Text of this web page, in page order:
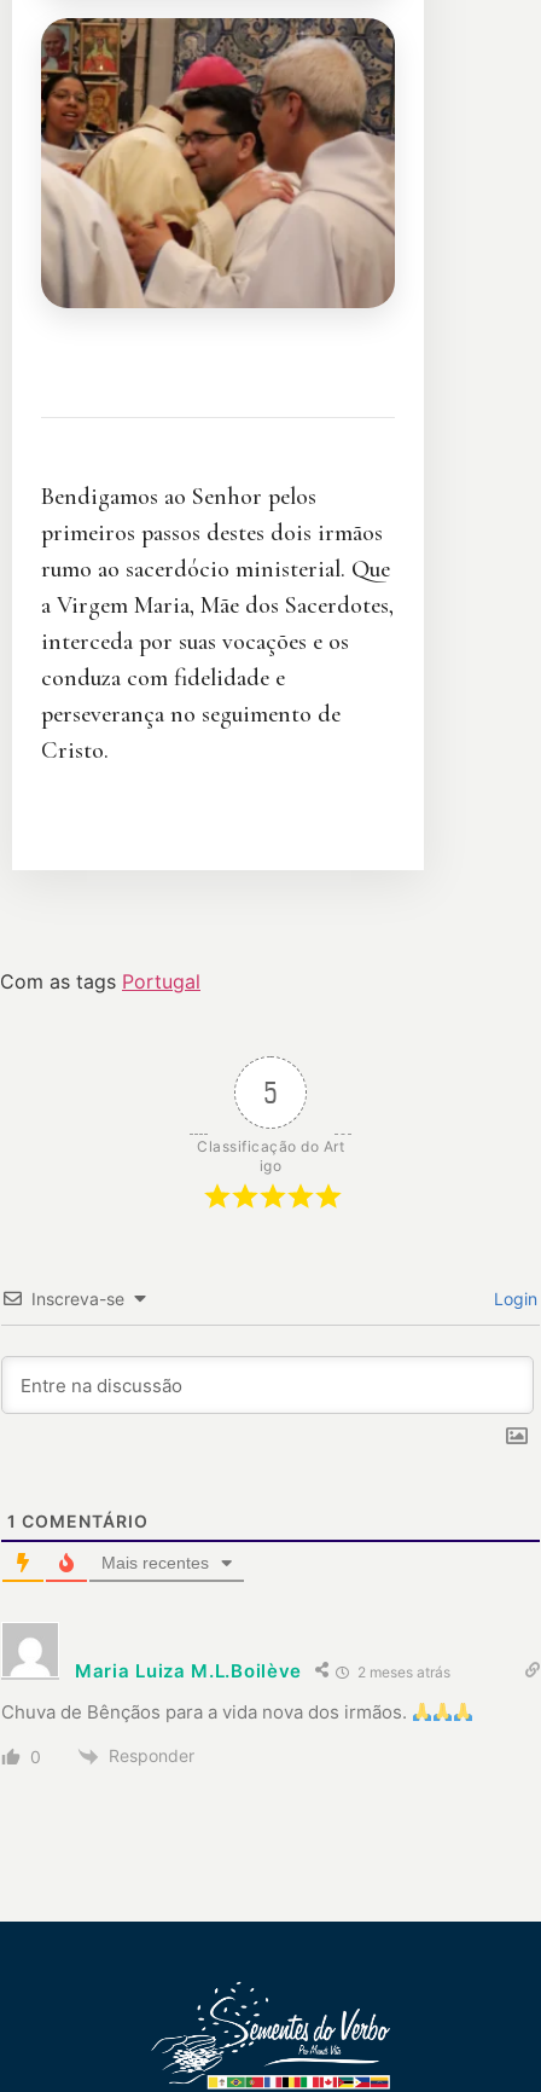
Bendigamos ao Senhor pelos
primeiros passos destes dois irmãos
rumo ao sacerdócio ministerial. Que
a Virgem Maria, Mãe dos Sacerdotes,
interceda por suas vocações e os
conduza com fidelidade e
perseverança no seguimento de
Cristo.
Com as tags Portugal
5
Classificação do Art
igo
Inscreva-se Login
1 COMENTÁRIO
Mais recentes
Maria Luiza M.L.Boilève 2 meses atrás
Chuva de Bênçãos para a vida nova dos irmãos.
0 Responder